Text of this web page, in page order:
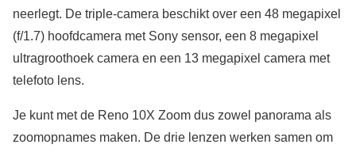
neerlegt. De triple-camera beschikt over een 48 megapixel
(f/1.7) hoofdcamera met Sony sensor, een 8 megapixel
ultragroothoek camera en een 13 megapixel camera met
telefoto lens.
Je kunt met de Reno 10X Zoom dus zowel panorama als
zoomopnames maken. De drie lenzen werken samen om